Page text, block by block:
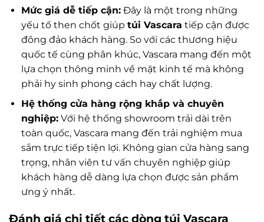
Mức giá dễ tiếp cận:Đây là một trong những
yếu tố then chốt giúp túi Vascara tiếp cận được
đông đảo khách hàng. So với các thương hiệu
quốc tế cùng phân khúc, Vascara mang đến một
lựa chọn thông minh về mặt kinh tế mà không
phải hy sinh phong cách hay chất lượng.
Hệ thống cửa hàng rộng khắp và chuyên
nghiệp:Với hệ thống showroom trải dài trên
toàn quốc, Vascara mang đến trải nghiệm mua
sắm trực tiếp tiện lợi. Không gian cửa hàng sang
trọng, nhân viên tư vấn chuyên nghiệp giúp
khách hàng dễ dàng lựa chọn được sản phẩm
ưng ý nhất.
Đánh giá chi tiết các dòng túi Vascara